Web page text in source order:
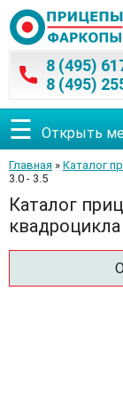
8 (495)
8 (495)
☰ Открыть
Главная » Каталог
3.0 - 3.5
Каталог
квадроцикла